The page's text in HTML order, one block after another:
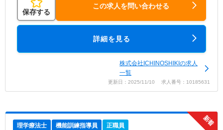
保存する
この求人を問い合わせる
詳細を見る
株式会社ICHINOSHIKIの求人
一覧
更新日：2025/11/10 求人番号：10185631
理学療法士 機能訓練指導員 正職員